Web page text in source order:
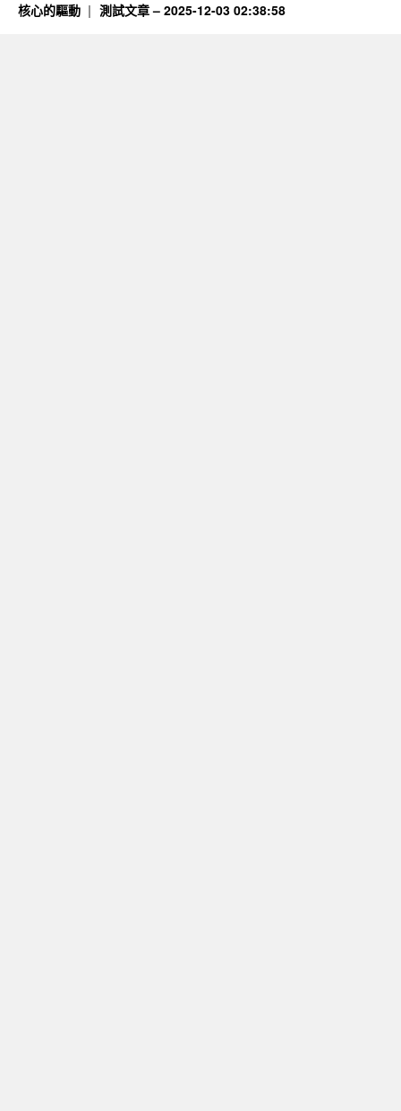
核心的驅動 測試文章 – 2025-12-03 02:38:58